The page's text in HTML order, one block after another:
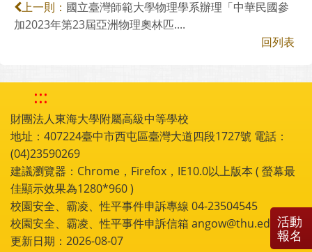
上一則： 國立臺灣師範大學物理學系辦理「中華民國參
加2023年第23屆亞洲物理奧林匹....
回列表
:::
財團法人東海大學附屬高級中等學校
地址：407224臺中市西屯區臺灣大道四段1727號 電話：
(04)23590269
建議瀏覽器：Chrome，Firefox，IE10.0以上版本 ( 螢幕最
佳顯示效果為1280*960 )
校園安全、霸凌、性平事件申訴專線 04-23504545
校園安全、霸凌、性平事件申訴信箱 angow@thu.edu.tw
更新日期：2026-08-07
活動
報名